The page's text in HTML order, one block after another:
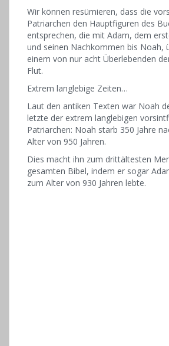
Wir können resümieren, dass die
Patriarchen den Hauptfiguren des
entsprechen, die mit Adam, dem
und seinen Nachkommen bis Noah,
einem von nur acht Überlebenden
Flut.
Extrem langlebige Zeiten…
Laut den antiken Texten war Noah
letzte der extrem langlebigen
Patriarchen: Noah starb 350 Jahre
Alter von 950 Jahren.
Dies macht ihn zum drittältesten
gesamten Bibel, indem er sogar
zum Alter von 930 Jahren lebte.